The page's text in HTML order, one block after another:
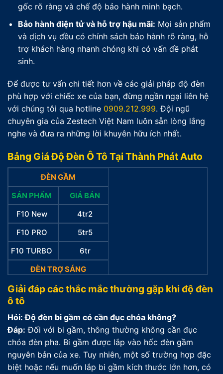
gốc rõ ràng và chế độ bảo hành minh bạch.
Bảo hành điện tử và hỗ trợ hậu mãi: Mọi sản phẩm
và dịch vụ đều có chính sách bảo hành rõ ràng, hỗ
trợ khách hàng nhanh chóng khi có vấn đề phát
sinh.
Để được tư vấn chi tiết hơn về các giải pháp độ đèn
phù hợp với chiếc xe của bạn, đừng ngần ngại liên hệ
với chúng tôi qua hotline 0909.212.999. Đội ngũ
chuyên gia của Zestech Việt Nam luôn sẵn lòng lắng
nghe và đưa ra những lời khuyên hữu ích nhất.
Bảng Giá Độ Đèn Ô Tô Tại Thành Phát Auto
ĐÈN GẦM
SẢN PHẨM
GIÁ BÁN
F10 New
4tr2
F10 PRO
5tr5
F10 TURBO
6tr
ĐÈN TRỢ SÁNG
SẢN PHẨM
GIÁ BÁN
M30 Ultra
Aozoom EX3
Giải đáp các thắc mắc thường gặp khi độ đèn
ô tô
Hỏi: Độ đèn bi gầm có cần đục chóa không?
Đáp: Đối với bi gầm, thông thường không cần đục
chóa đèn pha. Bi gầm được lắp vào hốc đèn gầm
nguyên bản của xe. Tuy nhiên, một số trường hợp đặc
biệt hoặc nếu muốn lắp bi gầm kích thước lớn hơn, có